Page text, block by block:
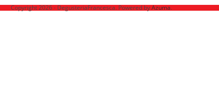
Copyright 2026 - DegusteriaFrancesca. Powered byAzuma.